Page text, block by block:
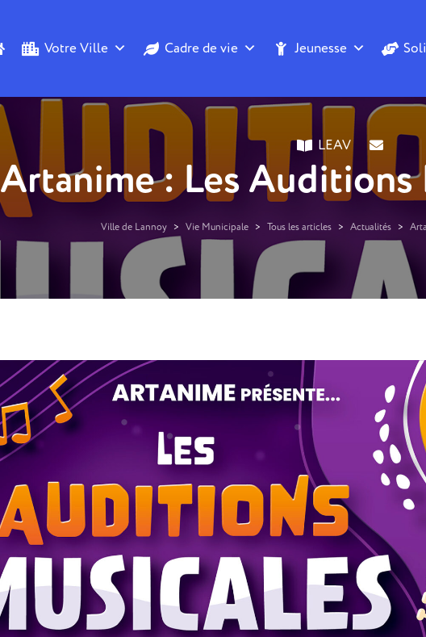
Votre Ville Cadre de vie Jeunesse
LEAV
Artanime : Les Auditions
Ville de Lannoy > Vie Municipale > Tous les articles > Actualités >